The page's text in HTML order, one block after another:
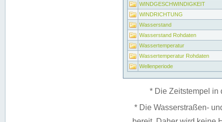
WINDGESCHWINDIGKEIT
WINDRICHTUNG
Wasserstand
Wasserstand Rohdaten
Wassertemperatur
Wassertemperatur Rohdaten
Wellenperiode
* Die Zeitstempel in
* Die Wasserstraßen-